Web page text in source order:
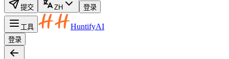
提交 ZH 登录
工具 HuntifyAI
登录